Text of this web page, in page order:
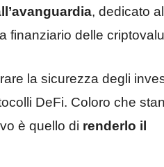
, dedicato
finanziario delle
la sicurezza degli
DeFi. Coloro che
è quello di renderlo il